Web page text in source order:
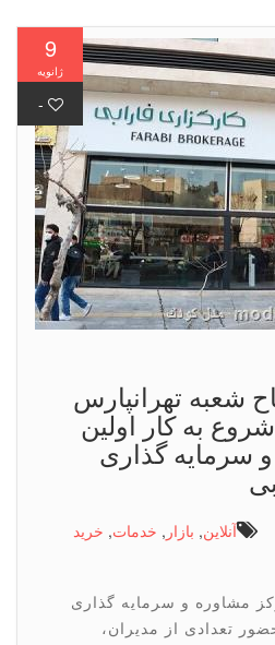
9
ژانویه
-
تهرانپارس
كار اولین
گذاری
,بازار,خدمات , خرید
و سرمایه گذاری
از مدیران،